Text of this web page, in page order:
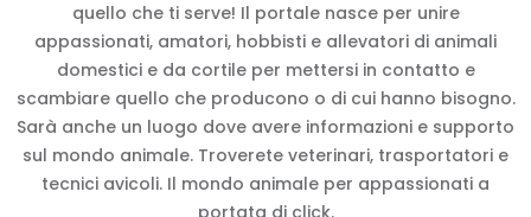
quello che ti serve! Il portale nasce per unire
appassionati, amatori, hobbisti e allevatori di animali
domestici e da cortile per mettersi in contatto e
scambiare quello che producono o di cui hanno bisogno.
Sarà anche un luogo dove avere informazioni e supporto
sul mondo animale. Troverete veterinari, trasportatori e
tecnici avicoli. Il mondo animale per appassionati a
portata di click.